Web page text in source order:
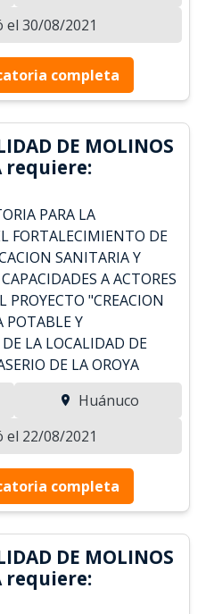
el 30/08/2021
completa
DE MOLINOS
requiere:
PARA LA
FORTALECIMIENTO DE
SANITARIA Y
A ACTORES
PROYECTO "CREACION
POTABLE Y
LA LOCALIDAD DE
DE LA OROYA
Huánuco
el 22/08/2021
completa
DE MOLINOS
requiere: